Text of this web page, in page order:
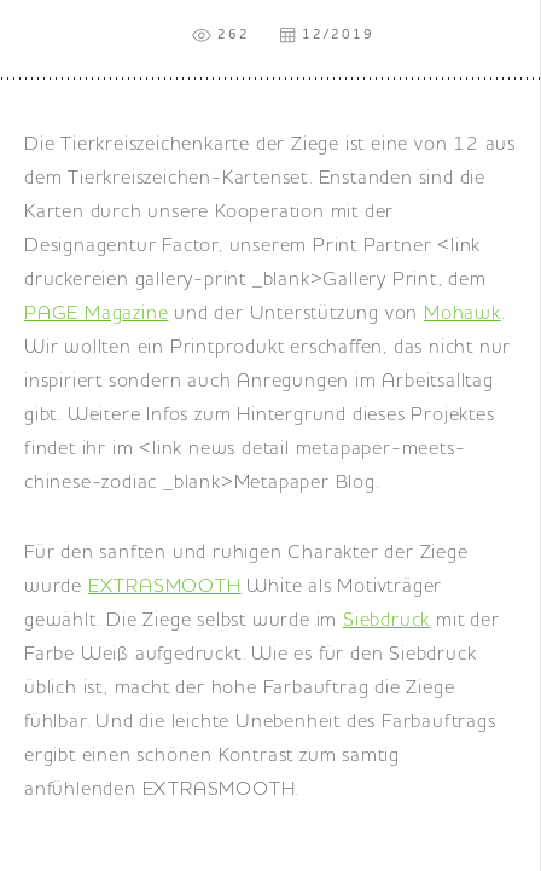
262 12/2019
Die Tierkreiszeichenkarte der Ziege ist eine von 12 aus
dem Tierkreiszeichen-Kartenset. Enstanden sind die
Karten durch unsere Kooperation mit der
Designagentur Factor, unserem Print Partner <link
druckereien gallery-print _blank>Gallery Print, dem
PAGE Magazine und der Unterstützung von Mohawk.
Wir wollten ein Printprodukt erschaffen, das nicht nur
inspiriert sondern auch Anregungen im Arbeitsalltag
gibt. Weitere Infos zum Hintergrund dieses Projektes
findet ihr im <link news detail metapaper-meets-
chinese-zodiac _blank>Metapaper Blog.
Für den sanften und ruhigen Charakter der Ziege
wurde EXTRASMOOTH White als Motivträger
gewählt. Die Ziege selbst wurde imSiebdruck mit der
Farbe Weiß aufgedruckt. Wie es für den Siebdruck
üblich ist, macht der hohe Farbauftrag die Ziege
fühlbar. Und die leichte Unebenheit des Farbauftrags
ergibt einen schönen Kontrast zum samtig
anfühlenden EXTRASMOOTH.